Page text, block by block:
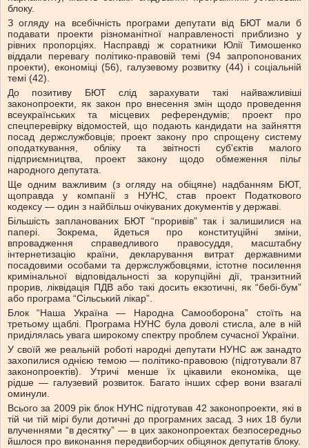
блоку.
З огляду на всебічність програми депутати від БЮТ мали б
подавати проекти різноманітної направленості приблизно у
рівних пропорціях. Насправді ж соратники Юлії Тимошенко
віддали перевагу політико-правовій темі (94 запропонованих
проекти), економіці (56), галузевому розвитку (44) і соціальній
темі (42).
До позитиву БЮТ слід зарахувати такі найважливіші
законопроекти, як закон про внесення змін щодо проведення
всеукраїнських та місцевих референдумів; проект про
спецперевірку відомостей, що подають кандидати на зайняття
посад держслужбовців; проект закону про спрощену систему
оподаткування, обліку та звітності суб'єктів малого
підприємництва, проект закону щодо обмеження пільг
народного депутата.
Ще одним важливим (з огляду на обіцяне) надбанням БЮТ,
щоправда у компанії з НУНС, став проект Податкового
кодексу — один з найбільш очікуваних документів у державі.
Більшість запланованих БЮТ “проривів” так і залишилися на
папері. Зокрема, йдеться про конституційні зміни,
впровадження справедливого правосуддя, масштабну
інтернетизацію країни, декларування витрат державними
посадовими особами та держслужбовцями, істотне посилення
кримінальної відповідальності за корупційні дії, транзитний
прорив, ліквідація ПДВ або такі досить екзотичні, як “бебі-бум”
або програма “Сільський лікар”.
Блок “Наша Україна — Народна Самооборона” стоїть на
третьому щаблі. Програма НУНС була доволі стисла, але в ній
приділялась увага широкому спектру проблем сучасної України.
У своїй же реальній роботі народні депутати НУНС аж занадто
захопилися однією темою — політико-правовою (підготували 87
законопроектів). Утричі менше їх цікавили економіка, ще
рідше — галузевий розвиток. Багато інших сфер вони взагалі
оминули.
Всього за 2009 рік блок НУНС підготував 42 законопроекти, які в
тій чи тій мірі були дотичні до програмних засад. З них 18 були
влученнями “в десятку” — в цих законопроектах безпосередньо
йшлося про виконання передвиборчих обіцянок депутатів блоку.